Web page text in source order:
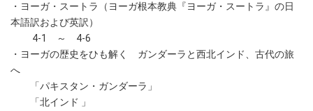
・ヨーガ・スートラ（ヨーガ根本教典『ヨーガ・スートラ』の日
本語訳および英訳）
4-1 ～ 4-6
・ヨーガの歴史をひも解く ガンダーラと西北インド、古代の旅
へ
「パキスタン・ガンダーラ」
「北インド 」